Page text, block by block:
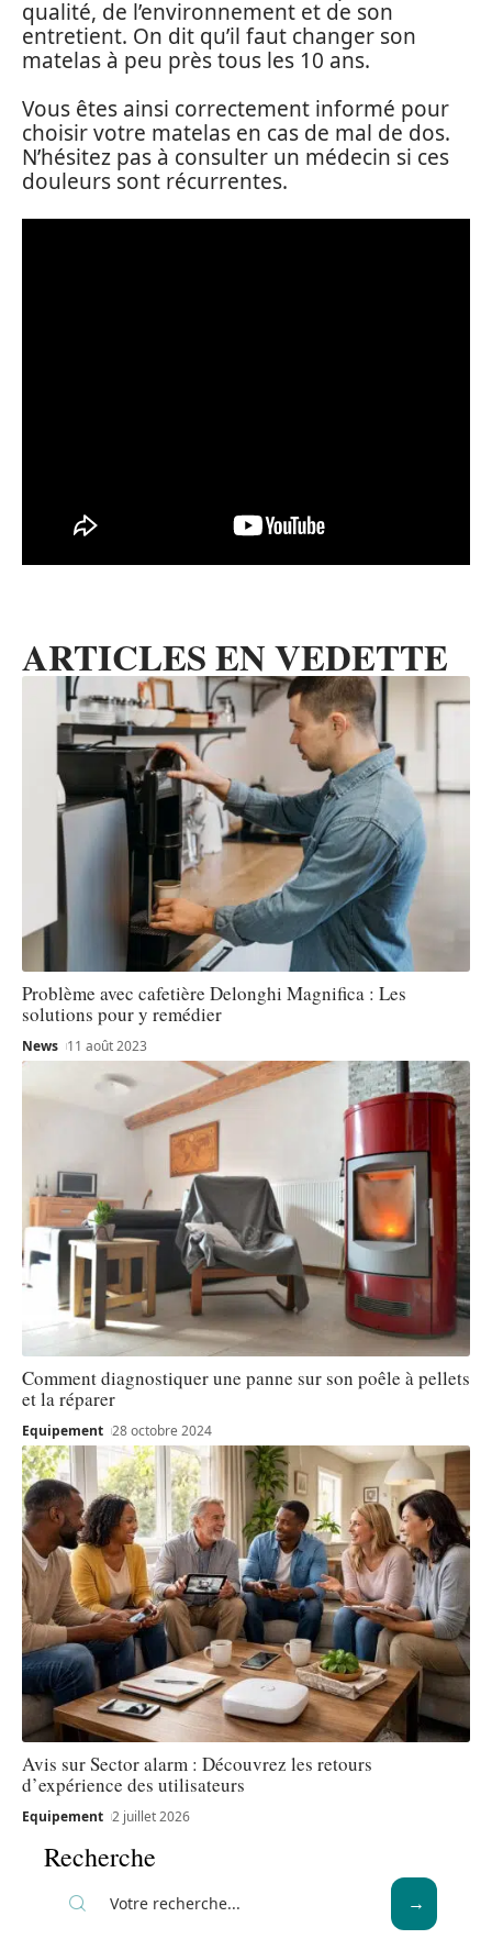
qualité, de l’environnement et de son
entretient. On dit qu’il faut changer son
matelas à peu près tous les 10 ans.
Vous êtes ainsi correctement informé pour
choisir votre matelas en cas de mal de dos.
N’hésitez pas à consulter un médecin si ces
douleurs sont récurrentes.
ARTICLES EN VEDETTE
Problème avec cafetière Delonghi Magnifica : Les
solutions pour y remédier
News 11 août 2023
Comment diagnostiquer une panne sur son poêle à pellets
et la réparer
Equipement 28 octobre 2024
Avis sur Sector alarm : Découvrez les retours
d’expérience des utilisateurs
Equipement 2 juillet 2026
Recherche